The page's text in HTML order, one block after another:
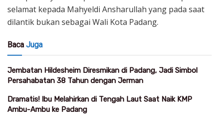
selamat kepada Mahyeldi Ansharullah yang pada saat
dilantik bukan sebagai Wali Kota Padang.
Baca Juga
Jembatan Hildesheim Diresmikan di Padang, Jadi Simbol
Persahabatan 38 Tahun dengan Jerman
Dramatis! Ibu Melahirkan di Tengah Laut Saat Naik KMP
Ambu-Ambu ke Padang